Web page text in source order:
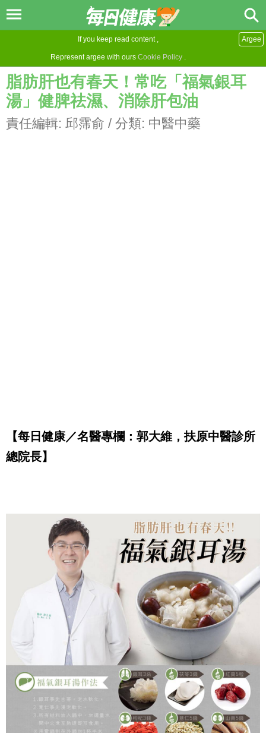
If you keep read content ,
Represent argee with ours Cookie Policy .
Argee
脂肪肝也有春天！常吃「福氣銀耳
湯」健脾祛濕、消除肝包油
責任編輯: 邱霈俞 / 分類: 中醫中藥
【每日健康／名醫專欄：郭大維， 扶原中醫診所
總院長】